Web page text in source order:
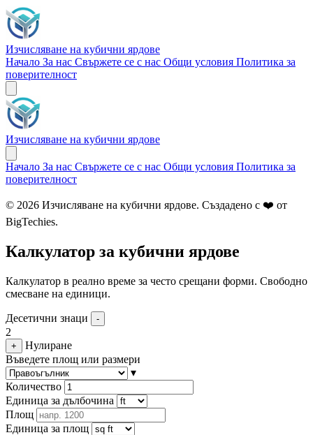
Изчисляване на кубични ярдове
Начало За нас Свържете се с нас Общи условия Политика за
поверителност
Изчисляване на кубични ярдове
Начало За нас Свържете се с нас Общи условия Политика за
поверителност
© 2026 Изчисляване на кубични ярдове. Създадено с ❤️ от
BigTechies.
Калкулатор за кубични ярдове
Калкулатор в реално време за често срещани форми. Свободно
смесване на единици.
Десетични знаци -
2
+
Нулиране
Въведете площ или размери
▾
Количество
Единица за дълбочина
Площ
Единица за площ